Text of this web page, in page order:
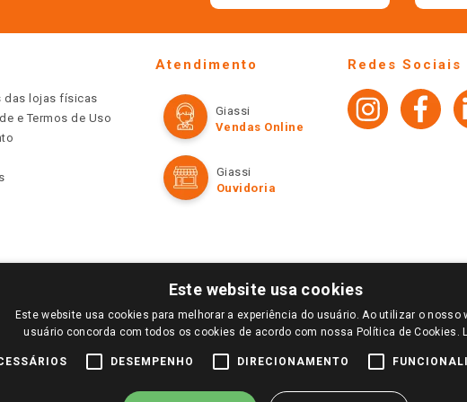
das lojas físicas
e Termos de Uso
Atendimento
Giassi
Vendas Online
Giassi
Ouvidoria
Redes Sociais
FAÇA LOGIN E SELECIONE A LOJA DE SUA PREFERÊNCIA. SOMENTE APÓS O LOGIN, OS PREÇOS
DESTE SITE SÃO VÁLIDOS APENAS PARA COMPRAS REALIZADAS NO GIASSI.COM.BR E NA LOJA
DE BUSCAS.
Este website usa cookies
Este website usa cookies para melhorar a experiência do usuário. Ao utilizar o nosso
usuário concorda com todos os cookies de acordo com nossa Política de Cookies.
DESEMPENHO DIRECIONAMENTO